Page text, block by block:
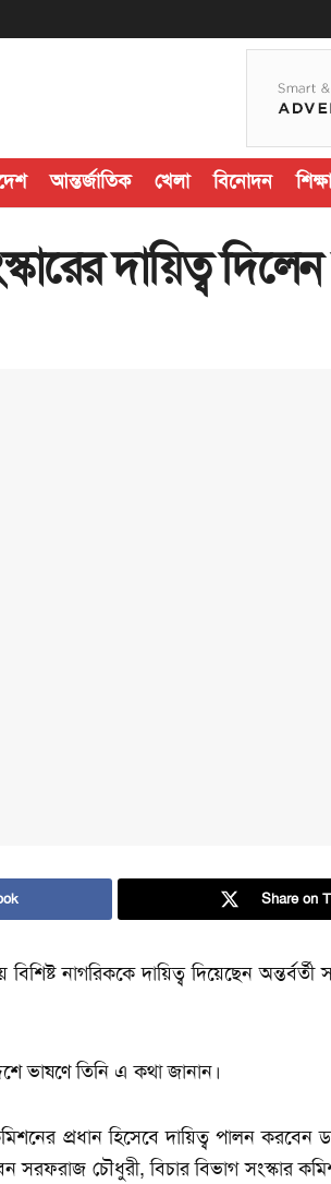
আন্তর্জাতিক খেলা বিনোদন শিক্ষা
দায়িত্ব
Share on
বিশিষ্ট নাগরিককে দায়িত্ব দিয়েছেন
ভাষণে তিনি এ কথা জানান।
প্রধান হিসেবে দায়িত্ব পালন
সরফরাজ চৌধুরী, বিচার বিভাগ সংস্কার